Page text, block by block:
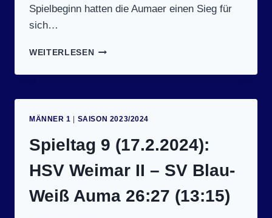
Spielbeginn hatten die Aumaer einen Sieg für
sich…
WEITERLESENSPIELTAG
(24.2.2024):
STADTRODA
SV
BLAU-
WEISS A
UMA I
0:32 (
MÄNNER 1 SAISON 2023/2024
Spieltag 9 (17.2.2024):
HSV Weimar II – SV Blau-
Weiß Auma 26:27 (13:15)